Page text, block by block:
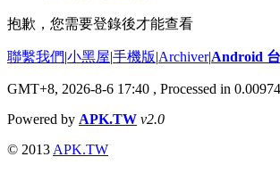
抱歉，您需要登錄後才能查看
聯繫我們|小黑屋|手機版|Archiver|Android
GMT+8, 2026-8-6 17:40 , Processed in
Powered by APK.TW v2.0
© 2013 APK.TW